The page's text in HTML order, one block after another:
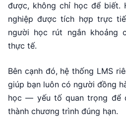
được, không chỉ học để biết.
nghiệp được tích hợp trực
người học rút ngắn khoảng
thực tế.
Bên cạnh đó, hệ thống LMS
giúp bạn luôn có người đồng
học — yếu tố quan trọng để
thành chương trình đúng hạn.